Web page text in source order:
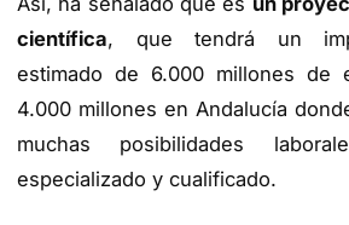
científica, que tendrá un
estimado de 6.000 millones de
4.000 millones en Andalucía
muchas posibilidades
especializado y cualificado.